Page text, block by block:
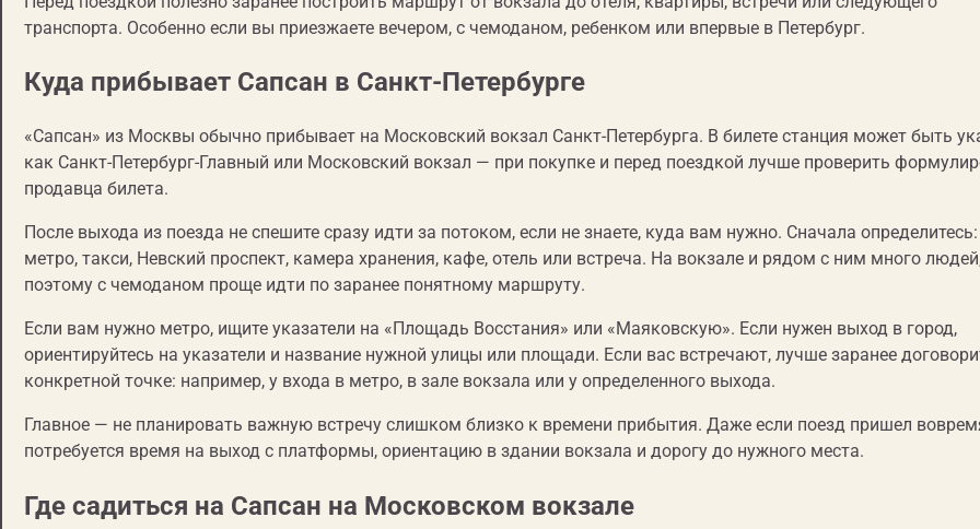
транспорта. Особенно если вы приезжаете вечером, с чемоданом, ребенком или впервые в Петербург.
Куда прибывает Сапсан в Санкт-Петербурге
«Сапсан» из Москвы обычно прибывает на Московский вокзал Санкт-Петербурга. В билете станция может быть
как Санкт-Петербург-Главный или Московский вокзал — при покупке и перед поездкой лучше проверить
продавца билета.
После выхода из поезда не спешите сразу идти за потоком, если не знаете, куда вам нужно. Сначала определитесь:
метро, такси, Невский проспект, камера хранения, кафе, отель или встреча. На вокзале и рядом с ним много
поэтому с чемоданом проще идти по заранее понятному маршруту.
Если вам нужно метро, ищите указатели на «Площадь Восстания» или «Маяковскую». Если нужен выход в город,
ориентируйтесь на указатели и название нужной улицы или площади. Если вас встречают, лучше заранее
конкретной точке: например, у входа в метро, в зале вокзала или у определенного выхода.
Главное — не планировать важную встречу слишком близко к времени прибытия. Даже если поезд пришел
потребуется время на выход с платформы, ориентацию в здании вокзала и дорогу до нужного места.
Где садиться на Сапсан на Московском вокзале